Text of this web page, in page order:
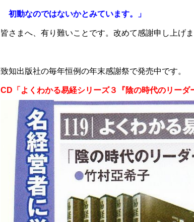
初動なのではないかとみています。」
皆さまへ、有り難いことです。改めて感謝申し上げ
致知出版社の毎年恒例の年末感謝祭で発売中です。
CD「よくわかる易経シリーズ３『陰の時代のリーダ